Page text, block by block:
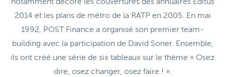
2014 et les plans de métro de la RATP en 2005. En mai
1992, POST Finance a organisé son premier team-
building avec la participation de David Soner. Ensemble,
ils ont créé une série de six tableaux sur le thème « Osez
dire, osez changer, osez faire ! ».